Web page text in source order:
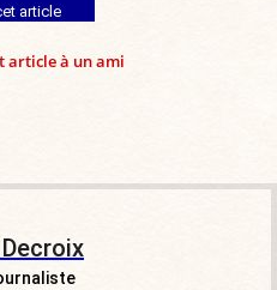
article
article à un ami